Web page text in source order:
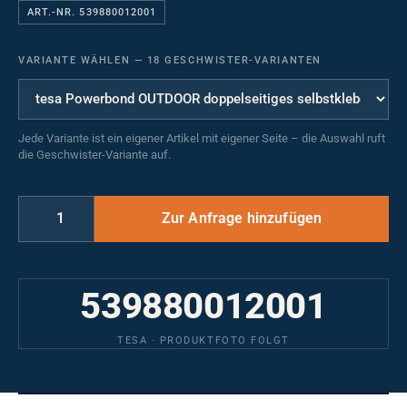
ART.-NR. 539880012001
VARIANTE WÄHLEN — 18 GESCHWISTER-VARIANTEN
Jede Variante ist ein eigener Artikel mit eigener Seite – die Auswahl ruft
die Geschwister-Variante auf.
539880012001
TESA · PRODUKTFOTO FOLGT